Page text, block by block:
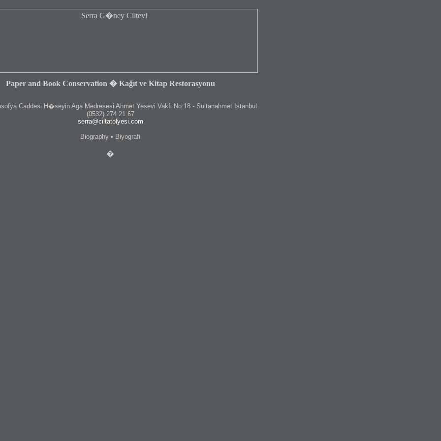
Paper and Book Conservation � Kağıt ve Kitap Restorasyonu
Caddesi H�seyin Aga Medresesi Ahmet Yesevi Vakfi No:18 - Sultanahmet Istanbul
(0532) 274 21 67
serra@ciltatolyesi.com
Biography • Biyografi
�